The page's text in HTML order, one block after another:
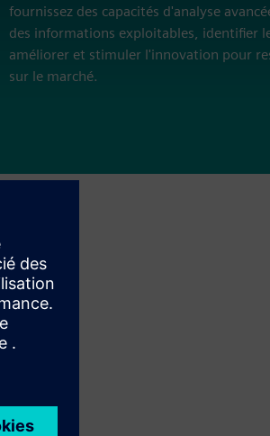
fournissez des capacités d'analyse
des informations exploitables, identifier
améliorer et stimuler l'innovation pour
sur le marché.